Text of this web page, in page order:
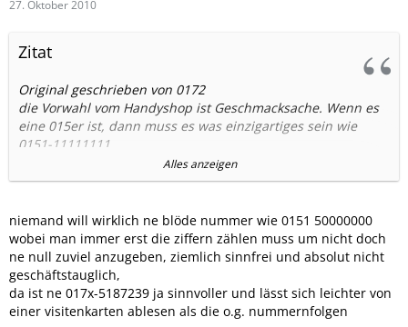
27. Oktober 2010
Zitat
Original geschrieben von 0172
die Vorwahl vom Handyshop ist Geschmacksache. Wenn es
eine 015er ist, dann muss es was einzigartiges sein wie
0151-11111111
0151-55555555
0151-50000000
0157-78888888
0157-77777777
0152-22222222
und ähnliche. Das sind die Kombinationen die meiner
Meinung nach mit den 017ern voll konkurrenzfähig sind.
Alles anzeigen
niemand will wirklich ne blöde nummer wie 0151 50000000
wobei man immer erst die ziffern zählen muss um nicht doch
ne null zuviel anzugeben, ziemlich sinnfrei und absolut nicht
geschäftstauglich,
da ist ne 017x-5187239 ja sinnvoller und lässt sich leichter von
einer visitenkarten ablesen als die o.g. nummernfolgen